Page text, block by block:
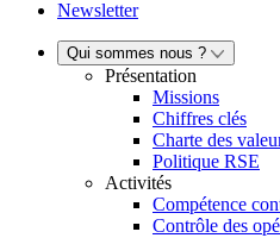
Newsletter
Qui sommes nous ?
Présentation
Missions
Chiffres clés
Charte des
Politique RSE
Activités
Compétence
Contrôle des